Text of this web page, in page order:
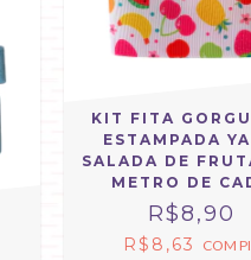
KIT FITA
ESTAMPADA
SALADA DE
METRO DE
R$8,90
R$8,63 COM